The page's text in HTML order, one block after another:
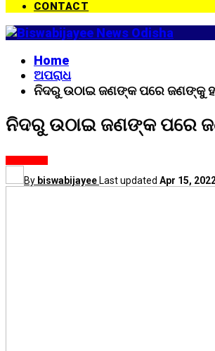
CONTACT
Home
ଅପରାଧ
ନିଦରୁ ଉଠାଇ ଜଣଙ୍କ ପରେ ଜଣଙ୍କୁ
ନିଦରୁ ଉଠାଇ ଜଣଙ୍କ ପରେ
By biswabijayee Last updated Apr 15,